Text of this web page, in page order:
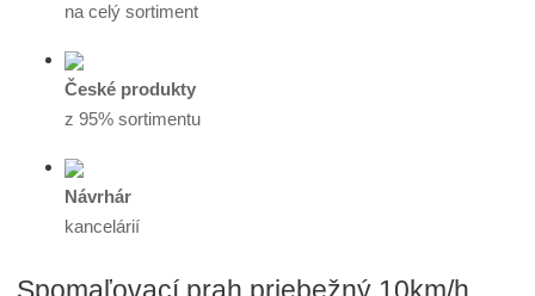
na celý sortiment
České produkty
z 95% sortimentu
Návrhár
kancelárií